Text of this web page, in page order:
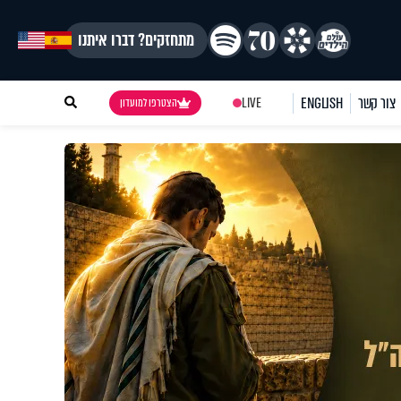
מתחזקים? דברו איתנו
צור קשר ENGLISH
LIVE הצטרפו למועדון